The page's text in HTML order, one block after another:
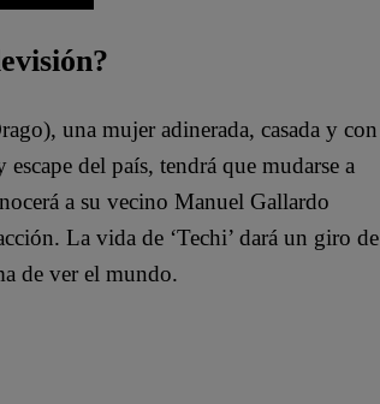
una mujer adinerada, casada y con
del país, tendrá que mudarse a
a su vecino Manuel Gallardo
La vida de ‘Techi’ dará un giro de
de ver el mundo.